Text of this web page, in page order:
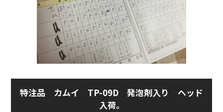
特注品 カムイ TP-09D 発泡剤入り ヘッド
入荷。